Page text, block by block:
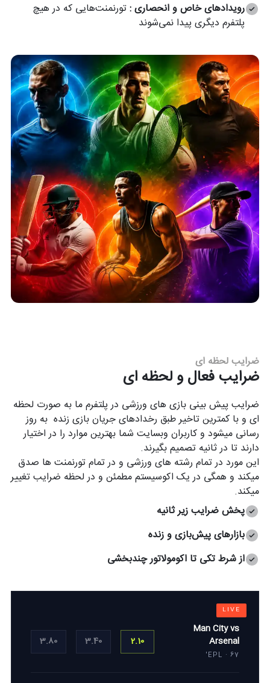
رویدادهای خاص و انحصاری :تورنمنت‌هایی که در هیچ
پلتفرم دیگری پیدا نمی‌شوند
ضرایب لحظه ای
ضرایب فعال و لحظه ای
ضرایب پیش بینی بازی های ورزشی در پلتفرم ما به صورت لحظه
ای و با کمترین تاخیر طبق رخدادهای جریان بازی زنده به روز
رسانی میشود و کاربران وبسایت شما بهترین موارد را در اختیار
دارند تا در ثانیه تصمیم بگیرند.
این مورد در تمام رشته های ورزشی و در تمام تورنمنت ها صدق
میکند و همگی در یک اکوسیستم مطمئن و در لحظه ضرایب تغییر
میکند.
پخش ضرایب زیر ثانیه
بازارهای پیش‌بازی و زنده
از شرط تکی تا اکومولاتور چندبخشی
Man City vs
Arsenal
EPL · 67'
2.10
3.40
3.80